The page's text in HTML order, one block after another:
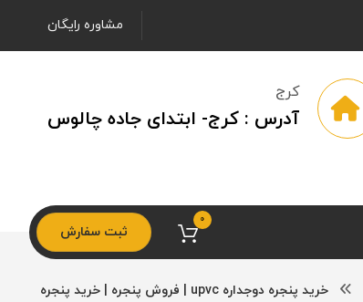
مشاوره رایگان
کرج
آدرس : کرج- ابتدای جاده چالوس
ثبت سفارش
0
خرید پنجره دوجداره upvc | فروش پنجره | خرید پنجره